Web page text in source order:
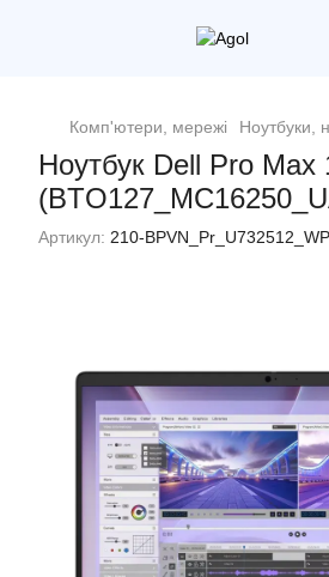
Комп'ютери, мережі Ноутбуки,
Ноутбук Dell Pro Max
Артикул: 210-BPVN_Pr_U732512_WP